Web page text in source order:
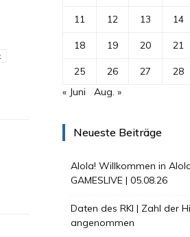
11 12 13 14
18 19 20 21
25 26 27 28
« Juni
Aug. »
Neueste Beiträge
Alola! Willkommen in
GAMESLIVE | 05.08.26
Daten des RKI | Zahl der
angenommen